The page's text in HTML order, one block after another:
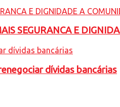
SEGURANCA E
dívidas bancárias